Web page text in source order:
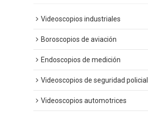
Videoscopios industriales
Boroscopios de aviación
Endoscopios de medición
Videoscopios de seguridad policial
Videoscopios automotrices